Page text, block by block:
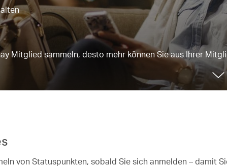
Mitglied sammeln, desto mehr können Sie aus Ihrer
von Statuspunkten, sobald Sie sich anmelden – damit